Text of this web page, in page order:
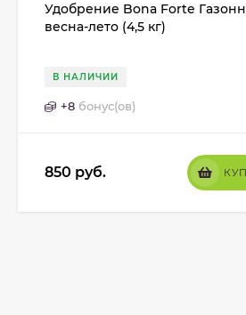
Удобрение Bona Forte
весна-лето (4,5 кг)
В НАЛИЧИИ
+8 бонус(ов)
850 руб.